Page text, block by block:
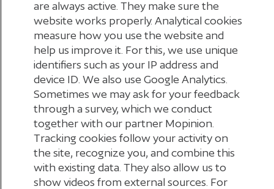
Of maak een keuze:
Werknemers Werkgevers
Kies eerst een categorie
are always active. They make sure the
website works properly. Analytical cookies
measure how you use the website and
help us improve it. For this, we use unique
identifiers such as your IP address and
device ID. We also use Google Analytics.
Sometimes we may ask for your feedback
through a survey, which we conduct
together with our partner Mopinion.
Tracking cookies follow your activity on
the site, recognize you, and combine this
with existing data. They also allow us to
show videos from external sources. For